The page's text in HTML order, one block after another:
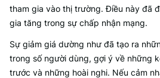
tham gia vào thị trường. Điều này đã
gia tăng trong sự chấp nhận mạng.
Sự giảm giá dường như đã tạo ra
trong số người dùng, gợi ý về những
trước và những hoài nghi. Nếu cảm